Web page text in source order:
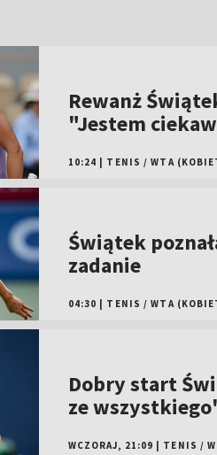
Rewanż
"Jestem
10:24 TENIS / WTA
Świątek
zadanie
04:30 TENIS / WTA
Dobry start
ze
WCZORAJ, 21:09 TENIS /